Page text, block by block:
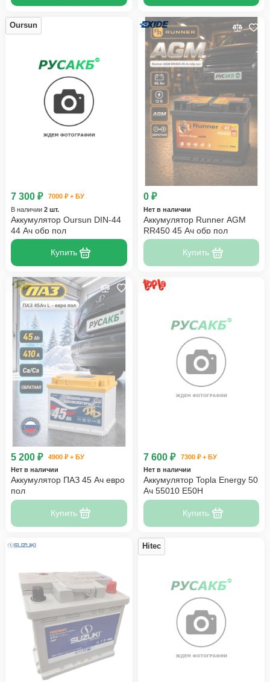
Oursun
7 300 ₽
7000 ₽ + БУ
В наличии 2 шт.
Аккумулятор Oursun DIN-44
44 Ач обр пол
Купить
0 ₽
Нет в наличии
Аккумулятор Runner AGM
RR450 45 Ач обр пол
Купить
5 200 ₽
4900 ₽ + БУ
Нет в наличии
Аккумулятор ПАЗ 45 Ач евро
пол
Купить
7 600 ₽
7300 ₽ + БУ
Нет в наличии
Аккумулятор Topla Energy 50
Ач 55010 E50H
Купить
Hitec